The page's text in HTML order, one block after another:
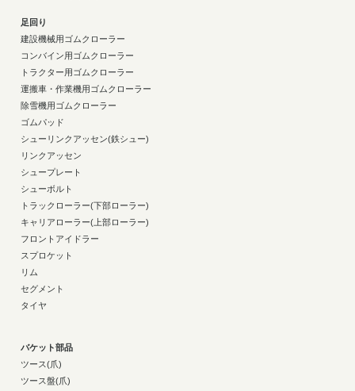
足回り
建設機械用ゴムクローラー
コンバイン用ゴムクローラー
トラクター用ゴムクローラー
運搬車・作業機用ゴムクローラー
除雪機用ゴムクローラー
ゴムパッド
シューリンクアッセン(鉄シュー)
リンクアッセン
シュープレート
シューボルト
トラックローラー(下部ローラー)
キャリアローラー(上部ローラー)
フロントアイドラー
スプロケット
リム
セグメント
タイヤ
バケット部品
ツース(爪)
ツース盤(爪)